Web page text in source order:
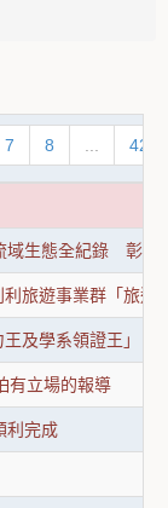
7 8 422
域生態全紀錄 彰顯
旅遊事業群「旅遊
及學系領證王」 頒
有立場的報導
利完成